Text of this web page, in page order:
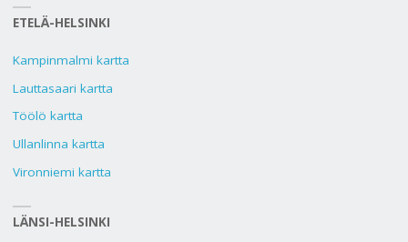
ETELÄ-HELSINKI
Kampinmalmi kartta
Lauttasaari kartta
Töölö kartta
Ullanlinna kartta
Vironniemi kartta
LÄNSI-HELSINKI